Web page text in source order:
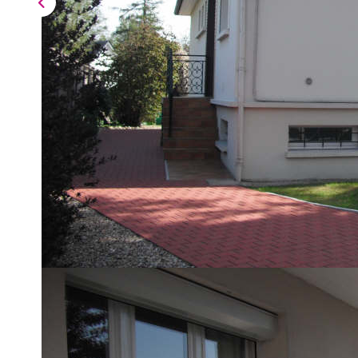
Description
Réf : 1146
EXCLUSIVITE BONSECOURS - DANS SECTEUR